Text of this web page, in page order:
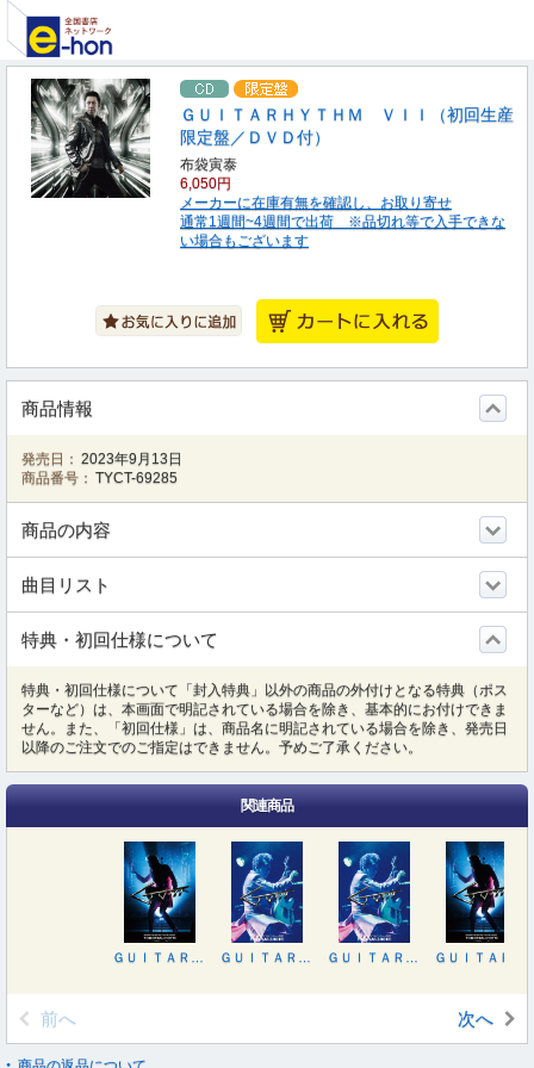
ＧＵＩＴＡＲＨＹＴＨＭ ＶＩＩ（初回生産
限定盤／ＤＶＤ付）
布袋寅泰
6,050円
メーカーに在庫有無を確認し、お取り寄せ
通常1週間~4週間で出荷 ※品切れ等で入手できな
い場合もございます
商品情報
発売日： 2023年9月13日
商品番号： TYCT-69285
商品の内容
曲目リスト
特典・初回仕様について
特典・初回仕様について「封入特典」以外の商品の外付けとなる特典（ポス
ターなど）は、本画面で明記されている場合を除き、基本的にお付けできま
せん。また、「初回仕様」は、商品名に明記されている場合を除き、発売日
以降のご注文でのご指定はできません。予めご了承ください。
関連商品
前へ 次へ